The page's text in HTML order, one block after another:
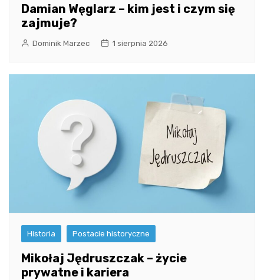
Damian Węglarz – kim jest i czym się
zajmuje?
Dominik Marzec 1 sierpnia 2026
Historia Postacie historyczne
Mikołaj Jędruszczak – życie
prywatne i kariera